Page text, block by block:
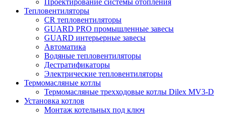
Проектирование системы отопления
Тепловентиляторы
CR тепловентиляторы
GUARD PRO промышленные завесы
GUARD интерьерные завесы
Автоматика
Водяные тепловентиляторы
Дестратификаторы
Электрические тепловентиляторы
Термомасляные котлы
Термомасляные трехходовые котлы Dilex MV3-D
Установка котлов
Монтаж котельных под ключ